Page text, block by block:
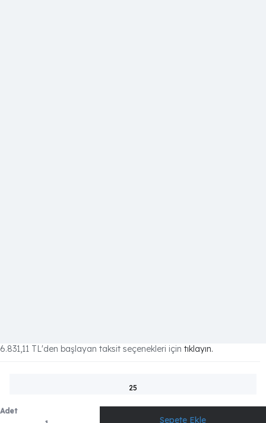
6.831,11 TL'den başlayan taksit seçenekleri için tıklayın.
25
Adet